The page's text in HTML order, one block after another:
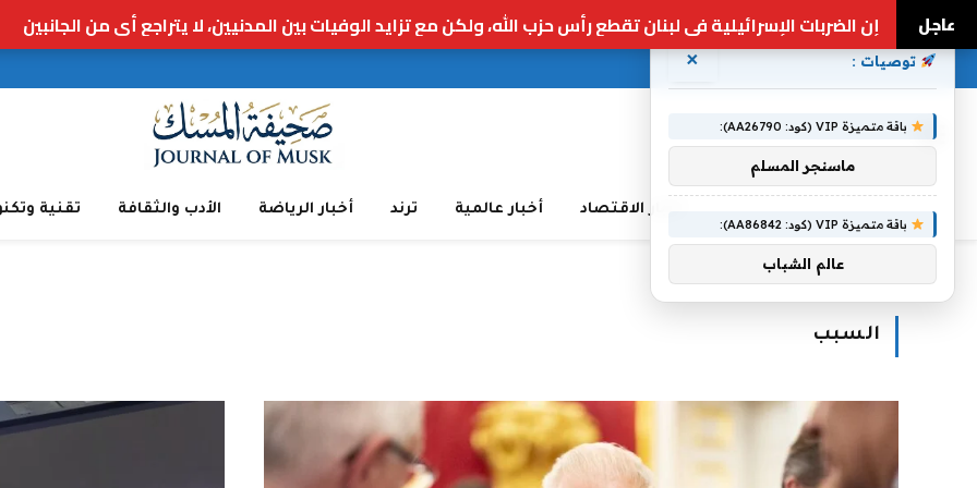
عاجل الغارات الإسرائيلية تجبر 100 ألف شخص على الفرار من لبنان إلى سوريا | أخبار الهجمات الإسرائيلية اللبنانية
أخبار الاقتصاد أخبار عالمية ترند أخبار الرياضة الأدب والثقافة تقنية
السبب
السبب
توصيات : ×
باقة متميزة VIP (كود: AA26790):
ماسنجر المسلم
باقة متميزة VIP (كود: AA86842):
عالم الشباب